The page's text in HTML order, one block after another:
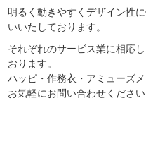
明るく動きやすくデザイン性
いいたしております。
それぞれのサービス業に相応
おります。
ハッピ・作務衣・アミューズ
お気軽にお問い合わせください